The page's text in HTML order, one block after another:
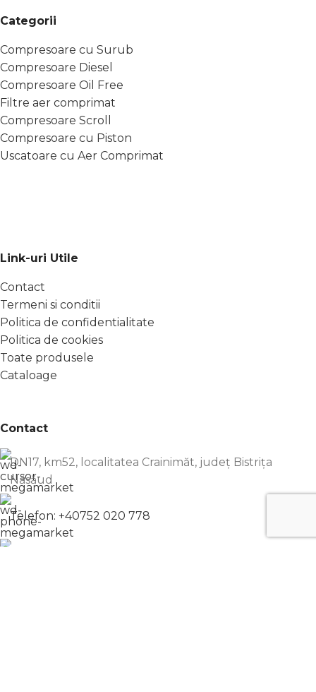
Categorii
Compresoare cu Surub
Compresoare Diesel
Compresoare Oil Free
Filtre aer comprimat
Compresoare Scroll
Compresoare cu Piston
Uscatoare cu Aer Comprimat
Link-uri Utile
Contact
Termeni si conditii
Politica de confidentialitate
Politica de cookies
Toate produsele
Cataloage
Contact
DN17, km52, localitatea Crainimăt, județ Bistrița
Năsăud
Telefon: +40752 020 778